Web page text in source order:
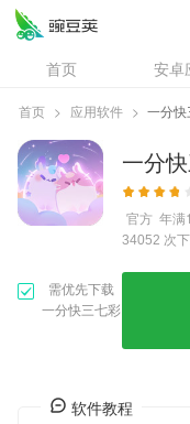
首页 安卓
资讯
专
问答
首页 > 应用软件 > 一分
一分
官方 年满
34052 次
需优先下载
一分快三七彩
软件教程